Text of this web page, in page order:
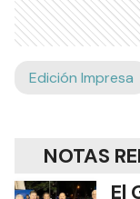
Edición Impresa
NOTAS
El